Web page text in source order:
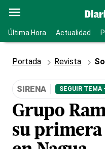
Última Hora Actualidad
Portada Revista
SIRENA SEGUIR TEMA
Grupo
su